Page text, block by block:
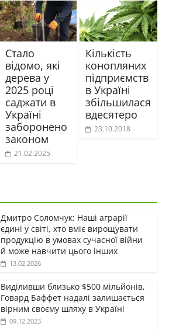
Стало
відомо, які
дерева у
2025 році
саджати в
Україні
заборонено
законом
21.02.2025
Кількість
конопляних
підприємств
в Україні
збільшилася
вдесятеро
23.10.2018
Дмитро Соломчук: Наші аграрії
єдині у світі, хто вміє вирощувати
продукцію в умовах сучасної війни
й може навчити цього інших
13.02.2026
Виділивши близько $500 мільйонів,
Говард Баффет надалі залишається
вірним своєму шляху в Україні
09.12.2023